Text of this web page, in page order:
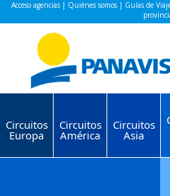
Acceso agencias | Quiénes somos | Guías de
Circuitos
Europa
Circuitos
América
Circuitos
Asia